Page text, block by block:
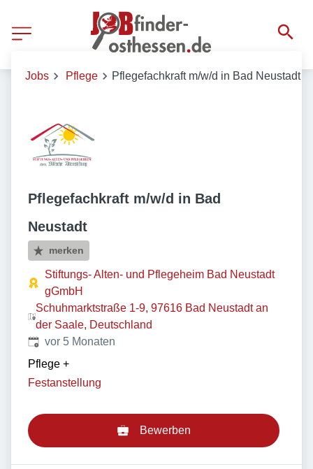
Jobs Pflege Pflegefachkraft m/w/d in Bad Neustadt
Pflegefachkraft m/w/d in Bad
Neustadt
merken
Stiftungs- Alten- und Pflegeheim Bad Neustadt
gGmbH
Schuhmarktstraße 1-9, 97616 Bad Neustadt an
der Saale, Deutschland
Veröffentlicht:
vor 5 Monaten
Pflege +
Festanstellung
Bewerben